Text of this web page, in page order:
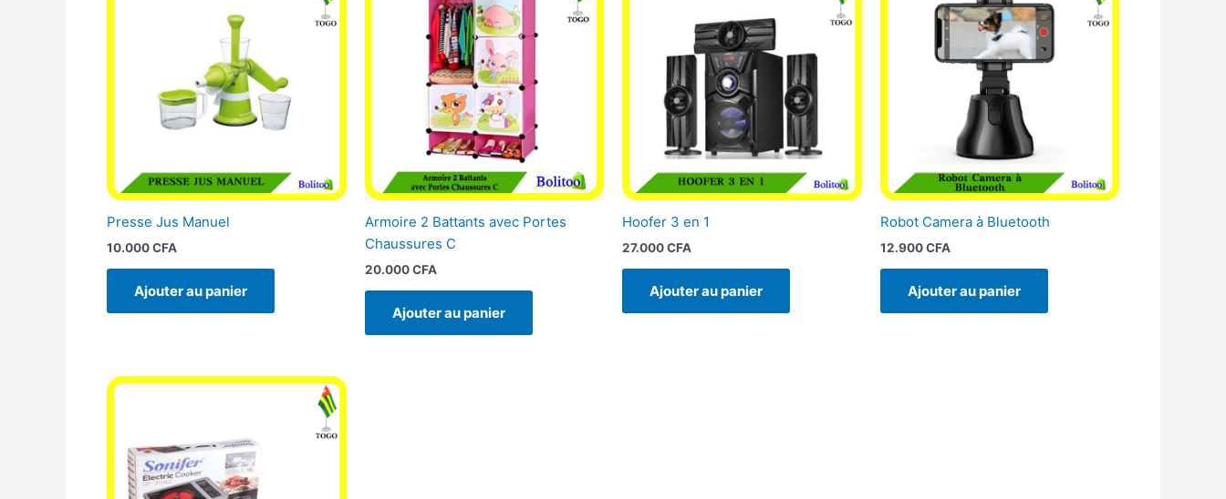
Presse Jus Manuel
10.000CFA
Ajouter au panier
Armoire 2 Battants avec Portes
Chaussures C
20.000CFA
Ajouter au panier
Hoofer 3 en 1
27.000CFA
Ajouter au panier
Robot Camera à Bluetooth
12.900CFA
Ajouter au panier